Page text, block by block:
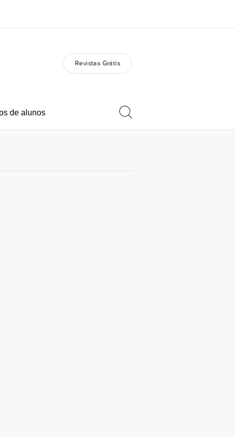
Carreiras
Revistas Grátis
de alunos